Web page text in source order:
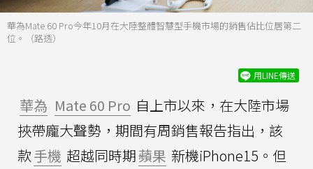
華為Mate 60 Pro今年10月在大陸整體智慧型手機市場的銷售佔比位居第二
位。（路透）
用LINE傳送
華為 Mate 60 Pro 自上市以來，在大陸市場
挾帶龐大聲勢，期間有周銷售報告指出，該
款手機 超越同時期蘋果 新機iPhone15。但